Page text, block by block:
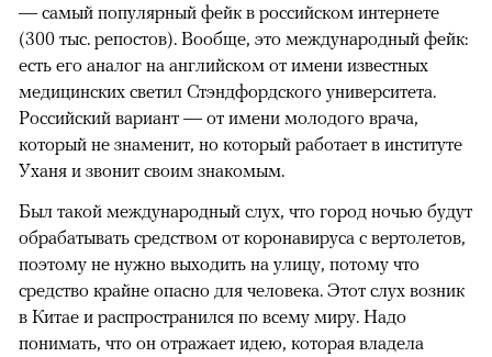
— самый популярный фейк в российском интернете
(300 тыс. репостов). Вообще, это международный фейк:
есть его аналог на английском от имени известных
медицинских светил Стэндфордского университета.
Российский вариант — от имени молодого врача,
который не знаменит, но который работает в институте
Уханя и звонит своим знакомым.
Был такой международный слух, что город ночью будут
обрабатывать средством от коронавируса с вертолетов,
поэтому не нужно выходить на улицу, потому что
средство крайне опасно для человека. Этот слух возник
в Китае и распространился по всему миру. Надо
понимать, что он отражает идею, которая владела